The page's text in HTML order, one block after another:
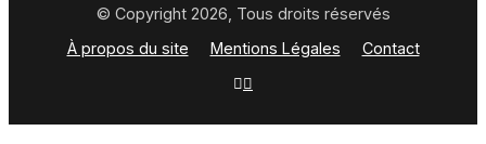
© Copyright 2026, Tous droits réservés
À propos du site
Mentions Légales Contact